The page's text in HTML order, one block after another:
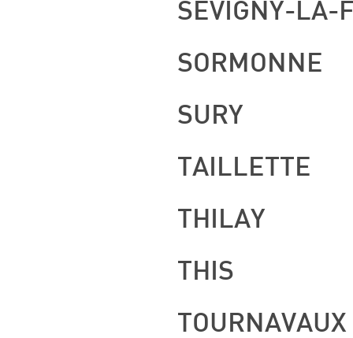
SEVIGNY-LA-
SORMONNE
SURY
TAILLETTE
THILAY
THIS
TOURNAVAUX